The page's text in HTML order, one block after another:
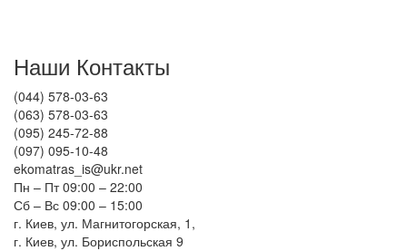
Наши Контакты
(044) 578-03-63
(063) 578-03-63
(095) 245-72-88
(097) 095-10-48
ekomatras_is@ukr.net
Пн – Пт 09:00 – 22:00
Сб – Вс 09:00 – 15:00
г. Киев, ул. Магнитогорская, 1,
г. Киев, ул. Бориспольская 9